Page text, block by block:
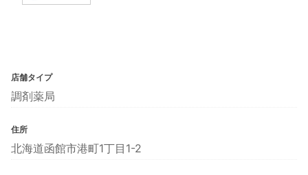
店舗タイプ
調剤薬局
住所
北海道函館市港町1丁目1-2